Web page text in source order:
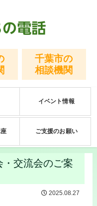
千葉市の
相談機関
イベント情報
ご支援のお願い
・交流会のご案
2025.08.27